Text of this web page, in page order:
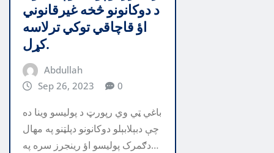
د دوکانونو څخه غيرقانوني
اؤ قاچاقي توکي ترلاسه
کړل.
Abdullah
Sep 26, 2023
0
باغي ټي وي رپورټ د پوليسو وينا ده
چې دبېلابېلو دوکانونو دپلټنو په مهال
دګمرک پوليسو اؤ رينجرز سره په…